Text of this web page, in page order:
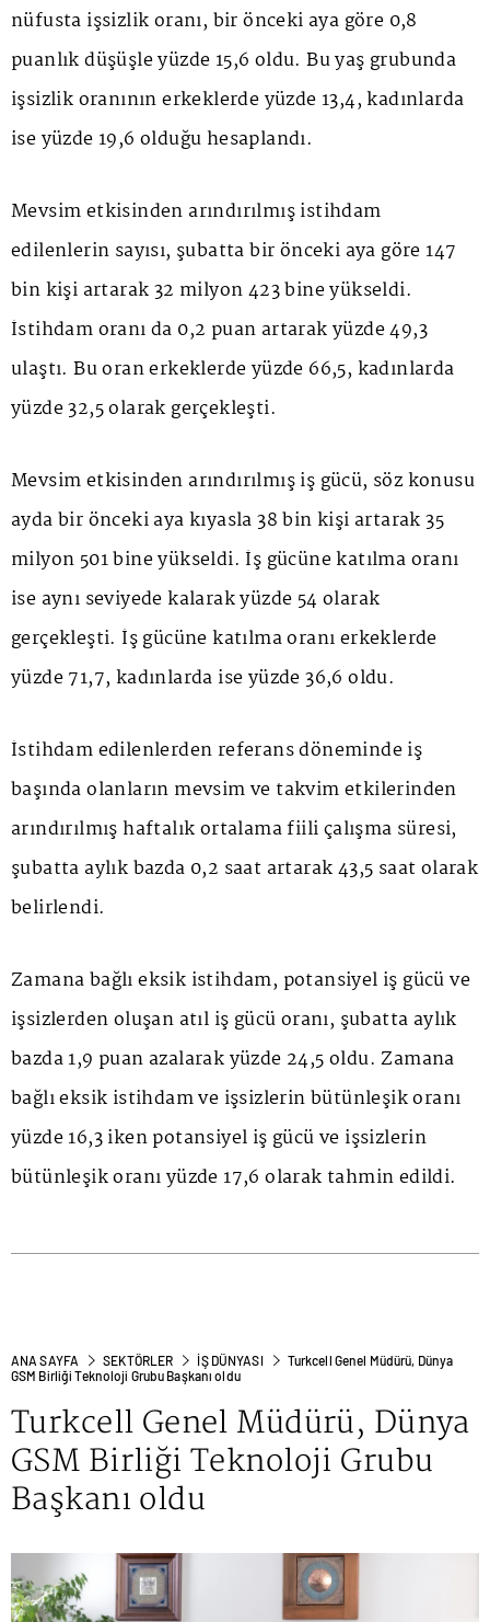
nüfusta işsizlik oranı, bir önceki aya göre 0,8
puanlık düşüşle yüzde 15,6 oldu. Bu yaş grubunda
işsizlik oranının erkeklerde yüzde 13,4, kadınlarda
ise yüzde 19,6 olduğu hesaplandı.
Mevsim etkisinden arındırılmış istihdam
edilenlerin sayısı, şubatta bir önceki aya göre 147
bin kişi artarak 32 milyon 423 bine yükseldi.
İstihdam oranı da 0,2 puan artarak yüzde 49,3
ulaştı. Bu oran erkeklerde yüzde 66,5, kadınlarda
yüzde 32,5 olarak gerçekleşti.
Mevsim etkisinden arındırılmış iş gücü, söz konusu
ayda bir önceki aya kıyasla 38 bin kişi artarak 35
milyon 501 bine yükseldi. İş gücüne katılma oranı
ise aynı seviyede kalarak yüzde 54 olarak
gerçekleşti. İş gücüne katılma oranı erkeklerde
yüzde 71,7, kadınlarda ise yüzde 36,6 oldu.
İstihdam edilenlerden referans döneminde iş
başında olanların mevsim ve takvim etkilerinden
arındırılmış haftalık ortalama fiili çalışma süresi,
şubatta aylık bazda 0,2 saat artarak 43,5 saat olarak
belirlendi.
Zamana bağlı eksik istihdam, potansiyel iş gücü ve
işsizlerden oluşan atıl iş gücü oranı, şubatta aylık
bazda 1,9 puan azalarak yüzde 24,5 oldu. Zamana
bağlı eksik istihdam ve işsizlerin bütünleşik oranı
yüzde 16,3 iken potansiyel iş gücü ve işsizlerin
bütünleşik oranı yüzde 17,6 olarak tahmin edildi.
ANA SAYFA SEKTÖRLER İŞ DÜNYASI
Turkcell Genel Müdürü, Dünya
GSM Birliği Teknoloji Grubu Başkanı oldu
Turkcell Genel Müdürü, Dünya
GSM Birliği Teknoloji Grubu
Başkanı oldu